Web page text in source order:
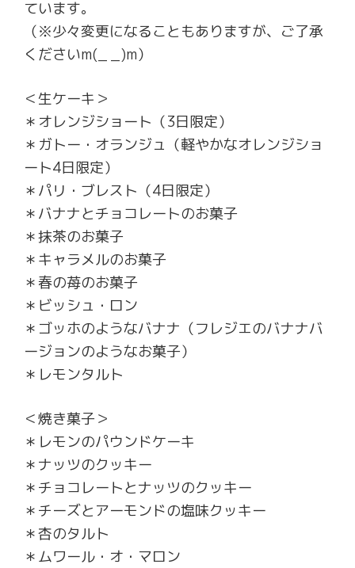
ています。
（※少々変更になることもありますが、ご了承
くださいm(_ _)m）
＜生ケーキ＞
＊オレンジショート（3日限定）
＊ガトー・オランジュ（軽やかなオレンジショ
ート4日限定）
＊パリ・ブレスト（4日限定）
＊バナナとチョコレートのお菓子
＊抹茶のお菓子
＊キャラメルのお菓子
＊春の苺のお菓子
＊ビッシュ・ロン
＊ゴッホのようなバナナ（フレジエのバナナバ
ージョンのようなお菓子）
＊レモンタルト
＜焼き菓子＞
＊レモンのパウンドケーキ
＊ナッツのクッキー
＊チョコレートとナッツのクッキー
＊チーズとアーモンドの塩味クッキー
＊杏のタルト
＊ムワール・オ・マロン